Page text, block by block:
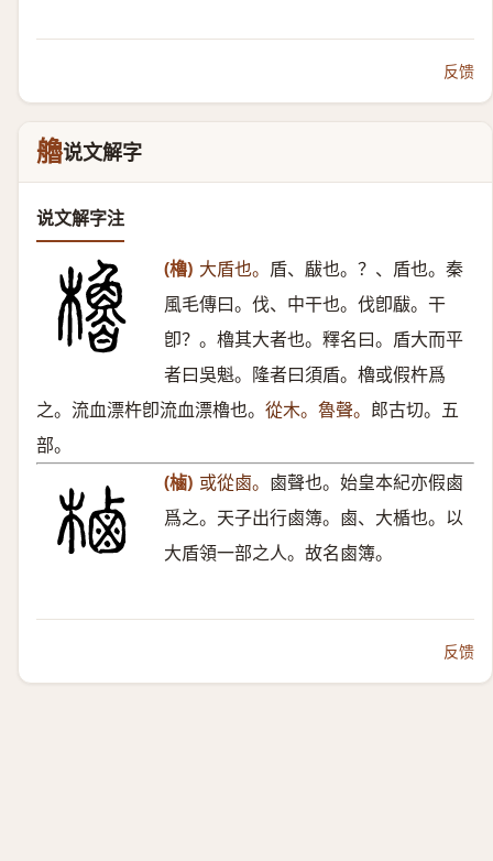
反馈
艪说文解字
说文解字注
(櫓) 大盾也。 盾、瞂也。？、盾也。秦
風毛傳曰。伐、中干也。伐卽瞂。干
卽？。櫓其大者也。釋名曰。盾大而平
者曰吳魁。隆者曰須盾。櫓或假杵爲
之。流血漂杵卽流血漂櫓也。 從木。魯聲。 郎古切。五
部。
(樐) 或從鹵。 鹵聲也。始皇本紀亦假鹵
爲之。天子出行鹵簿。鹵、大楯也。以
大盾領一部之人。故名鹵簿。
反馈